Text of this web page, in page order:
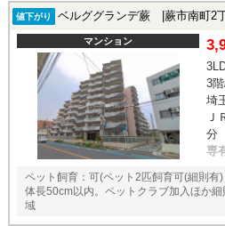
値下がり ベルググランデ蕨 |蕨市南町2
マンション
3
埼
分
専
ペット飼育：可(ペット2匹飼育可(細則有)
体長50cm以内。ペットクラブ加入ほか
域